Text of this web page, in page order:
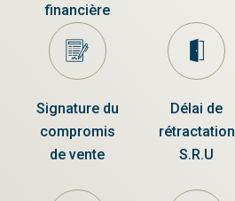
financière
Signature du
compromis
de vente
Délai de
rétractation
S.R.U